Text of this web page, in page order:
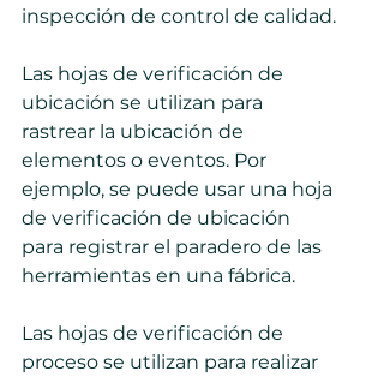
inspección de control de calidad.
Las hojas de verificación de
ubicación se utilizan para
rastrear la ubicación de
elementos o eventos. Por
ejemplo, se puede usar una hoja
de verificación de ubicación
para registrar el paradero de las
herramientas en una fábrica.
Las hojas de verificación de
proceso se utilizan para realizar